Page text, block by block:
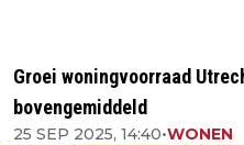
Groei woningvoorraad
bovengemiddeld
25 SEP 2025, 14:40•WONEN